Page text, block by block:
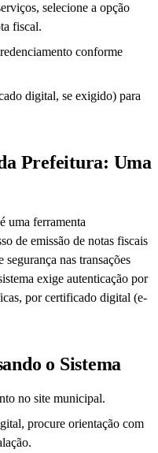
selecione a opção
fiscal.
conforme
digital, se exigido) para
Prefeitura: Uma
uma ferramenta
de emissão de notas fiscais
nas transações
exige autenticação por
por certificado digital (e-
o Sistema
no site municipal.
procure orientação com